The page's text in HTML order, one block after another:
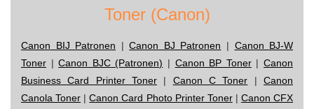
Toner (Canon)
Canon BIJ Patronen |Canon BJ Patronen | Canon BJ-W
Toner |Canon BJC (Patronen) | Canon BP Toner|Canon
Business Card Printer Toner | Canon C Toner |Canon
Canola Toner |Canon Card Photo Printer Toner| Canon CFX